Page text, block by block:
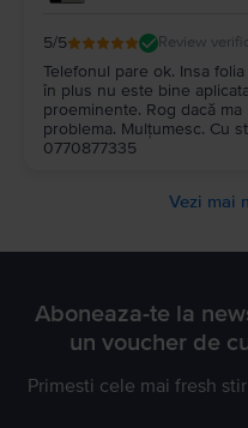
5/5 Review
Telefonul pare ok. Insa
în plus nu este bine
proeminente. Rog dacă
problema. Mulțumesc. Cu
0770877335
Vezi mai
Aboneaza-te la
un voucher de
Primesti cele mai fresh